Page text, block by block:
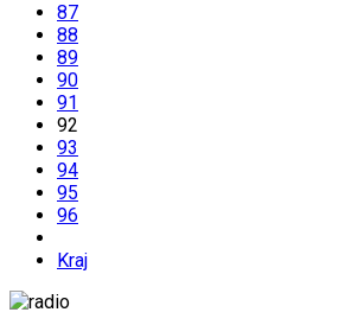
87
88
89
90
91
92
93
94
95
96
Kraj